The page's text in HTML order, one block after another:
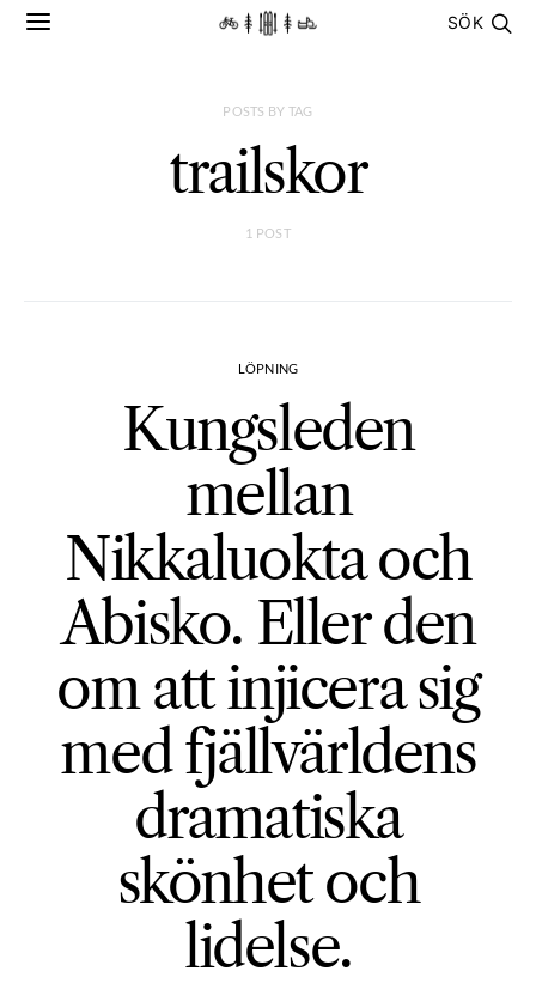
SÖK
POSTS BY TAG
trailskor
1 POST
LÖPNING
Kungsleden
mellan
Nikkaluokta och
Abisko. Eller den
om att injicera sig
med fjällvärldens
dramatiska
skönhet och
lidelse.